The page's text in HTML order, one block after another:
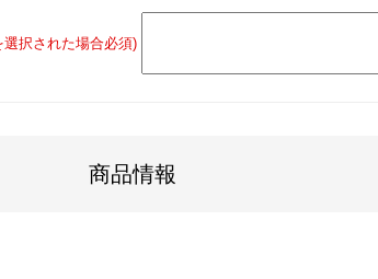
択された場合必須)
商品情報